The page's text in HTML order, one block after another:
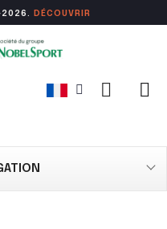
2026. DÉCOUVR IR